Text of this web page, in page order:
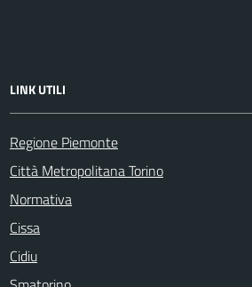
LINK UTILI
Regione Piemonte
Città Metropolitana Torino
Normativa
Cissa
Cidiu